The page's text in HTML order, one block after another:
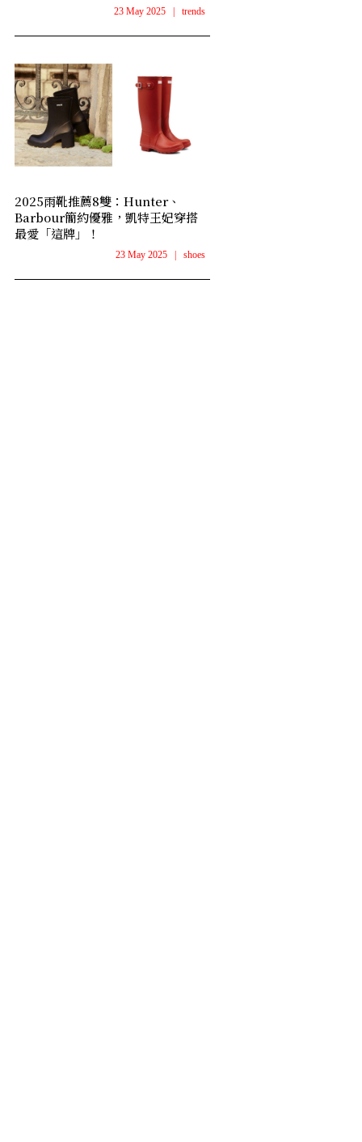
23 May 2025 trends
2025雨靴推薦8雙：Hunter、
Barbour簡約優雅，凱特王妃穿搭
最愛「這牌」！
23 May 2025 shoes